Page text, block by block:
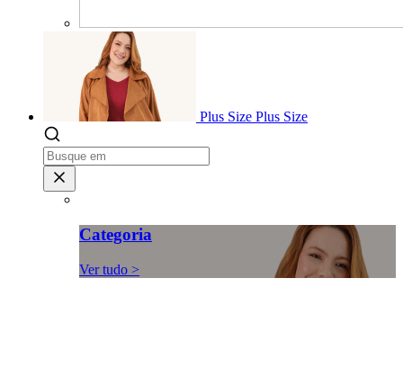
Plus Size Plus Size
Categoria
Ver tudo >